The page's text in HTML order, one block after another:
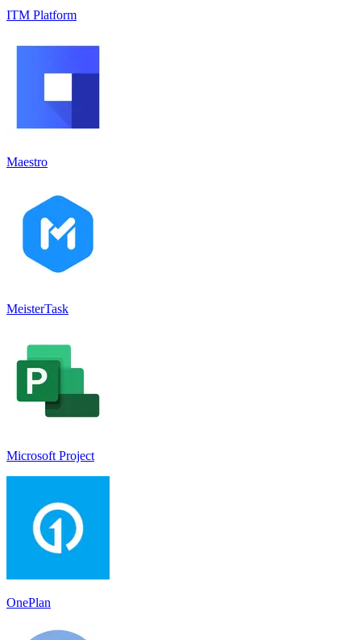
ITM Platform
Maestro
MeisterTask
Microsoft Project
OnePlan